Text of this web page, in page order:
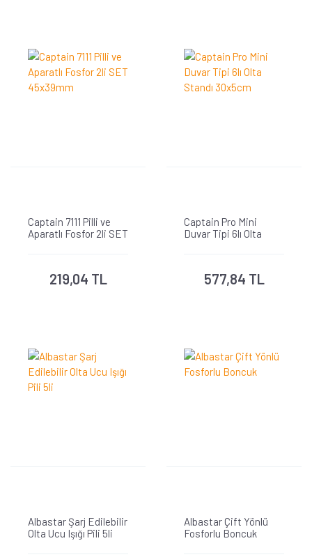
Captain 7111 Pilli ve
Aparatlı Fosfor 2li SET
219,04 TL
Captain Pro Mini
Duvar Tipi 6lı Olta
577,84 TL
Albastar Şarj Edilebilir
Olta Ucu Işığı Pili 5li
Albastar Çift Yönlü
Fosforlu Boncuk